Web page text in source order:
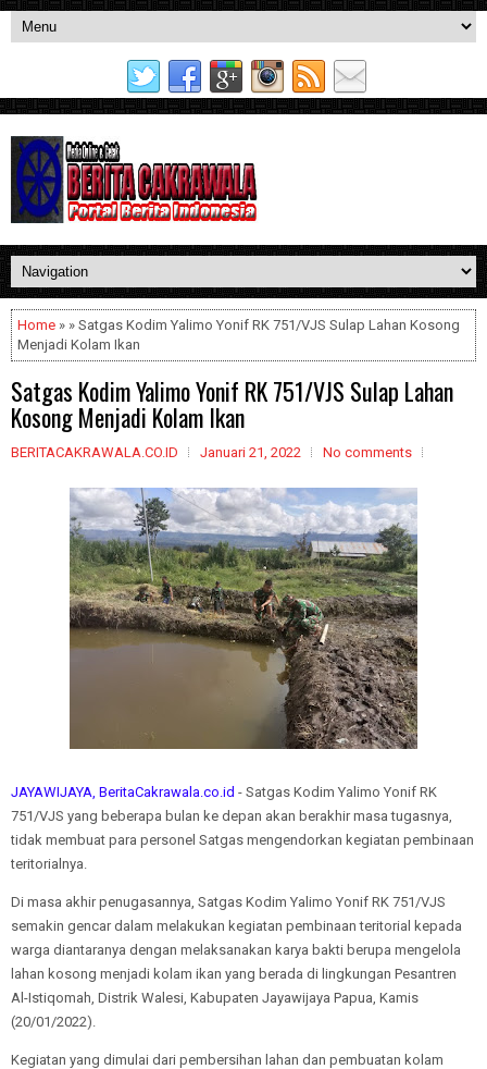
Home » » Satgas Kodim Yalimo Yonif RK 751/VJS Sulap Lahan Kosong
Menjadi Kolam Ikan
Satgas Kodim Yalimo Yonif RK 751/VJS Sulap Lahan
Kosong Menjadi Kolam Ikan
BERITACAKRAWALA.CO.ID Januari 21, 2022 No comments
JAYAWIJAYA, BeritaCakrawala.co.id - Satgas Kodim Yalimo Yonif RK
751/VJS yang beberapa bulan ke depan akan berakhir masa tugasnya,
tidak membuat para personel Satgas mengendorkan kegiatan pembinaan
teritorialnya.
Di masa akhir penugasannya, Satgas Kodim Yalimo Yonif RK 751/VJS
semakin gencar dalam melakukan kegiatan pembinaan teritorial kepada
warga diantaranya dengan melaksanakan karya bakti berupa mengelola
lahan kosong menjadi kolam ikan yang berada di lingkungan Pesantren
Al-Istiqomah, Distrik Walesi, Kabupaten Jayawijaya Papua, Kamis
(20/01/2022).
Kegiatan yang dimulai dari pembersihan lahan dan pembuatan kolam